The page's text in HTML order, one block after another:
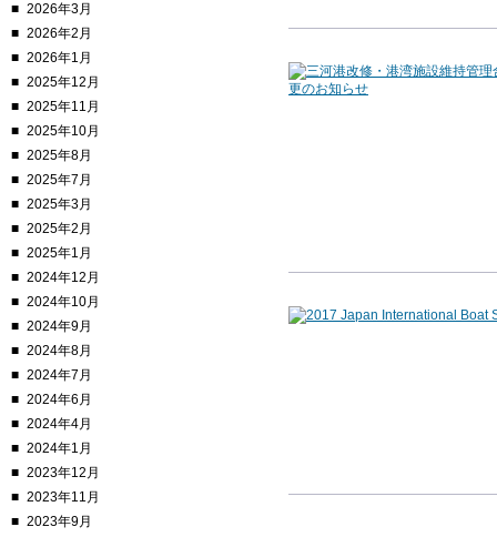
2026年3月
2026年2月
2026年1月
2025年12月
2025年11月
2025年10月
2025年8月
2025年7月
2025年3月
2025年2月
2025年1月
2024年12月
2024年10月
2024年9月
2024年8月
2024年7月
2024年6月
2024年4月
2024年1月
2023年12月
2023年11月
2023年9月